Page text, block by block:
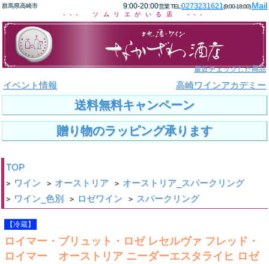
群馬県高崎市 9:00-20:00営業 TEL:0273231621(9:00-18:00)Mail
--- ソムリエがいる店 ---
最近チェックした商品
イベント情報 高崎ワインアカデミー
送料無料キャンペーン
贈り物のラッピング承ります
TOP
> ワイン > オーストリア > オーストリア_スパークリング
> ワイン_色別 > ロゼワイン > スパークリング
【冷蔵】
ロイマー・ブリュット・ロゼ レセルヴァ フレッド・
ロイマー オーストリア ニーダーエスタライヒ ロゼ